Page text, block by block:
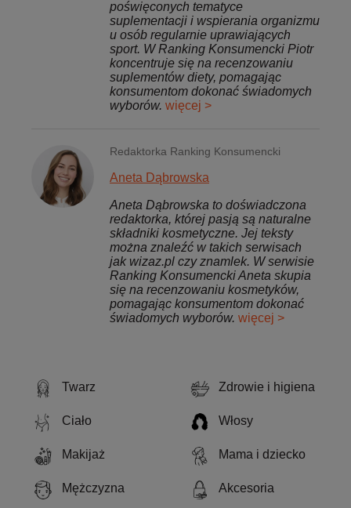
Twarz Zdrowie i higiena
Ciało Włosy
Makijaż Mama i dziecko
Mężczyzna Akcesoria
poświęconych tematyce
suplementacji i wspierania organizmu
u osób regularnie uprawiających
sport. W Ranking Konsumencki Piotr
koncentruje się na recenzowaniu
suplementów diety, pomagając
konsumentom dokonać świadomych
wyborów. więcej >
Redaktorka Ranking Konsumencki
Aneta Dąbrowska
Aneta Dąbrowska to doświadczona
redaktorka, której pasją są naturalne
składniki kosmetyczne. Jej teksty
można znaleźć w takich serwisach
jak wizaz.pl czy znamlek. W serwisie
Ranking Konsumencki Aneta skupia
się na recenzowaniu kosmetyków,
pomagając konsumentom dokonać
świadomych wyborów. więcej >